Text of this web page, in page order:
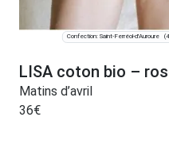
Confection: Saint-Ferréol-d'Auroure
LISA coton bio –
Matins d’avril
36€